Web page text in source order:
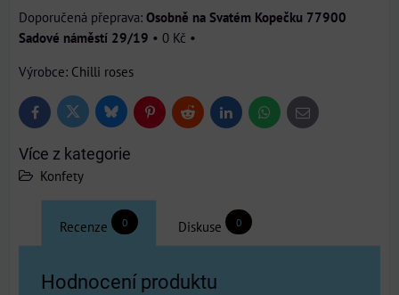
Osobně na Svatém Kopečku 77900
Sadové náměstí 29/19 • 0 Kč •
Výrobce: Chilli roses
FacebookTwitter BlueskyPinterestReddit LinkedInWhatsApp
E-
mail
Více z kategorie
Konfety
Recenze 0 Diskuse 0
Hodnocení produktu